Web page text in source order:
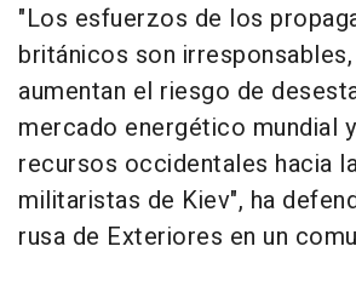
"Los esfuerzos de los
británicos son
aumentan el riesgo de
mercado energético mundial
recursos occidentales hacia
militaristas de Kiev", ha
rusa de Exteriores en un